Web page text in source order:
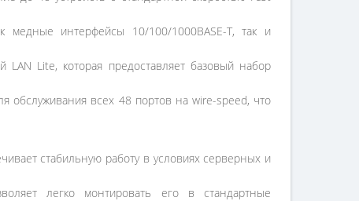
медные интерфейсы 10/100/1000BASE-T, так и
Lite, которая предоставляет базовый набор
обслуживания всех 48 портов на wire-speed, что
стабильную работу в условиях серверных и
легко монтировать его в стандартные